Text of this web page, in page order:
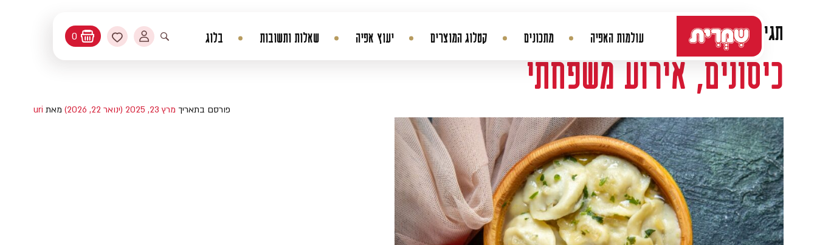
ניווט ראשי עולמות האפיה מתכונים קטלוג המוצרים יעוץ אפיה שאלות ותשובות בלוג פתיחת חיפוש
החשבון שלימועדפים
עגלת קניות
0 תגית:דמפלינג
כיסונים, אירוע משפחתי
פורסם בתאריך מרץ 23, 2025 (ינואר 22, 2026) מאת uri